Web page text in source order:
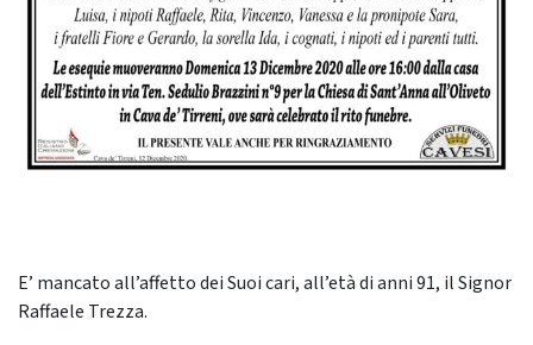
E’ mancato all’affetto dei Suoi cari, all’età di anni 91, il Signor
Raffaele Trezza.